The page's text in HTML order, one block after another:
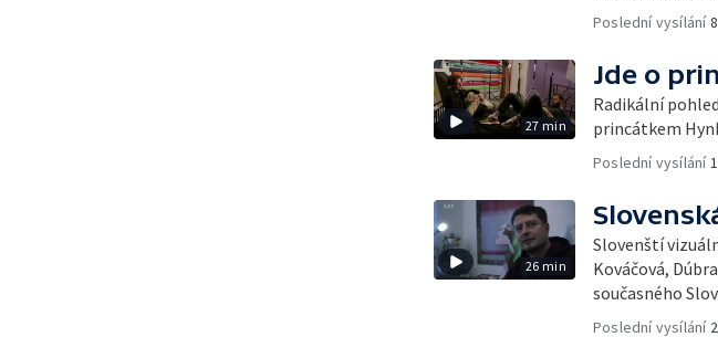
Poslední vysílání
27 min
Jde o
Radikální
princátkem
Poslední vysílání
26 min
Slovenští
Kováčová,
současného
Poslední vysílání